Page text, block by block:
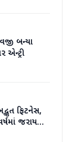
બન્યા
એન્ટ્રી
ફિટનેસ,
જરાય